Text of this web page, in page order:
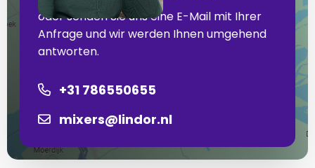
oder senden Sie uns eine E-Mail mit Ihrer
Anfrage und wir werden Ihnen umgehend
antworten.
+31 786550655
mixers@lindor.nl